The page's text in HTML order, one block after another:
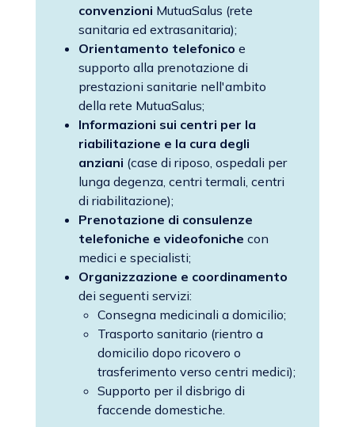
convenzioni MutuaSalus (rete
sanitaria ed extrasanitaria);
Orientamento telefonico e
supporto alla prenotazione di
prestazioni sanitarie nell'ambito
della rete MutuaSalus;
Informazioni sui centri per la
riabilitazione e la cura degli
anziani (case di riposo, ospedali per
lunga degenza, centri termali, centri
di riabilitazione);
Prenotazione di consulenze
telefoniche e videofoniche con
medici e specialisti;
Organizzazione e coordinamento
dei seguenti servizi:
Consegna medicinali a domicilio;
Trasporto sanitario (rientro a
domicilio dopo ricovero o
trasferimento verso centri medici);
Supporto per il disbrigo di
faccende domestiche.